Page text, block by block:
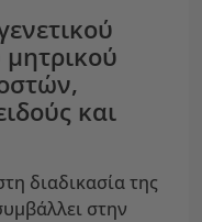
και
διαδικασία της
στην